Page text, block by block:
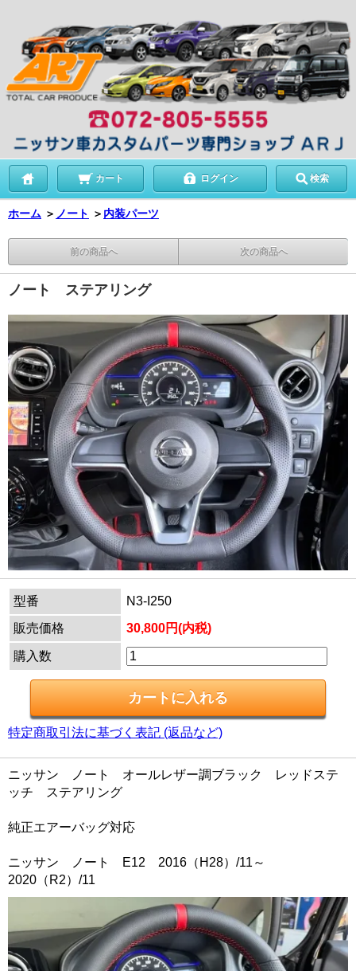
カート ログイン 検索
ホーム ＞ ノート ＞ 内装パーツ
前の商品へ 次の商品へ
ノート ステアリング
型番
N3-I250
販売価格
30,800円(内税)
購入数
特定商取引法に基づく表記 (返品など)
ニッサン ノート オールレザー調ブラック レッドステ
ッチ ステアリング
純正エアーバッグ対応
ニッサン ノート E12 2016（H28）/11～
2020（R2）/11